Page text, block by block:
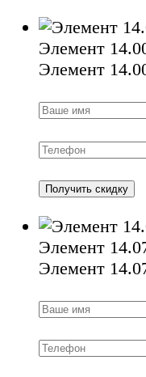
Элемент
Элемент
Элемент
Элемент